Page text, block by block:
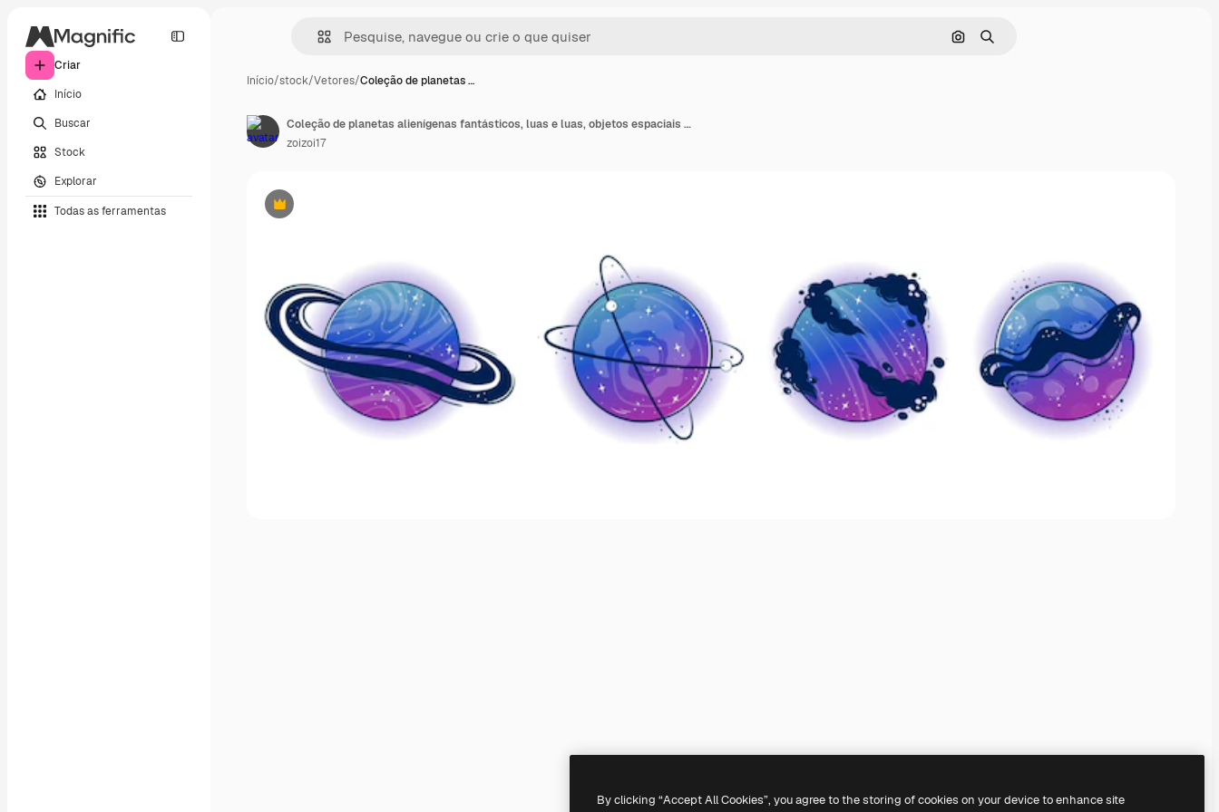
Criar
Início
Buscar
Stock
Explorar
Todas as ferramentas
Pesquisar por imagem
Buscar
Início/stock/Vetores/Coleção de planetas …
Premium
Coleção de planetas alienígenas fantásticos, luas e luas, objetos espaciais mágicos do mundo da fantasia em cores gradientes com anéis de bolhas para jogo espacial personalizado, universo colorido mágico
zoizoi17
By clicking “Accept All Cookies”, you agree to the storing of cookies on your device to enhance site